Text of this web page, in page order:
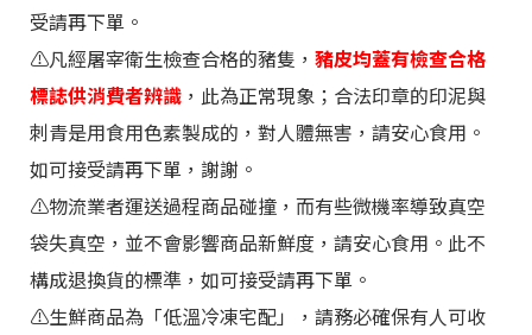
受請再下單。
⚠️凡經屠宰衛生檢查合格的豬隻， 豬皮均蓋有檢查合格
標誌供消費者辨識 ，此為正常現象；合法印章的印泥與
刺青是用食用色素製成的，對人體無害，請安心食用。
如可接受請再下單 ，謝謝。
⚠️物流業者運送過程商品碰撞，而有些微機率導致真空
袋失真空，並不會影響商品新鮮度，請安心食用。此不
構成退換貨的標準，如可接受請再下單。
⚠️生鮮商品為「低溫冷凍宅配」，請務必確保有人可收